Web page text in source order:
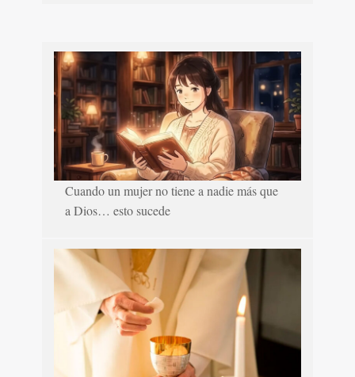
Cuando un mujer no tiene a nadie más que
a Dios… esto sucede